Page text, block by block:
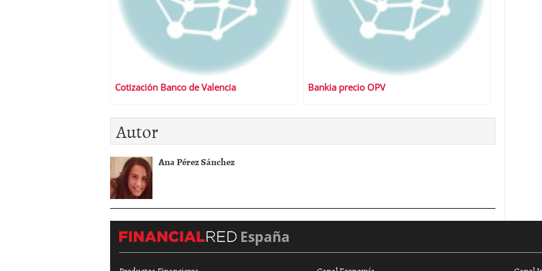
Cotización Banco de Valencia Bankia precio OPV
Autor
Ana Pérez Sánchez
España